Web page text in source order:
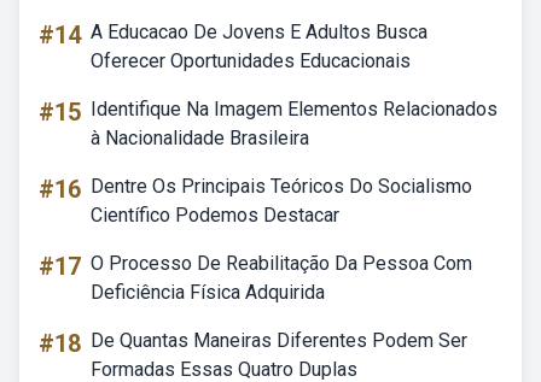
#14 A Educacao De Jovens E Adultos Busca
Oferecer Oportunidades Educacionais
#15 Identifique Na Imagem Elementos Relacionados
à Nacionalidade Brasileira
#16 Dentre Os Principais Teóricos Do Socialismo
Científico Podemos Destacar
#17 O Processo De Reabilitação Da Pessoa Com
Deficiência Física Adquirida
#18 De Quantas Maneiras Diferentes Podem Ser
Formadas Essas Quatro Duplas